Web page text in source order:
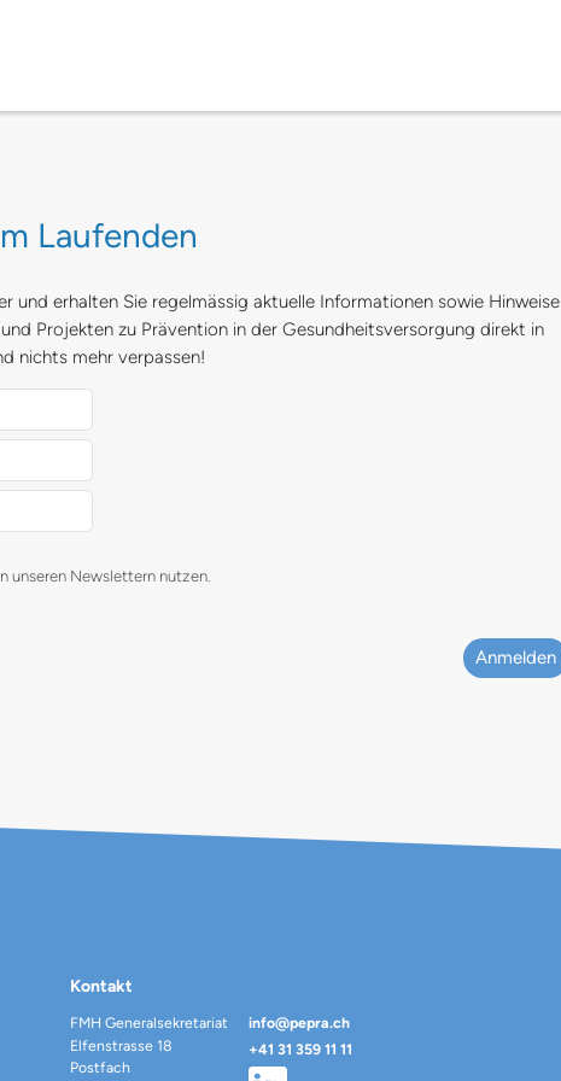
Laufenden
und erhalten Sie regelmässig aktuelle Informationen sowie Hinweise
Projekten zu Prävention in der Gesundheitsversorgung direkt in
nichts mehr verpassen!
unseren Newslettern nutzen.
Kontakt
FMH Generalsekretariat
Elfenstrasse 18
Postfach
info@pepra.ch
+41 31 359 11 11